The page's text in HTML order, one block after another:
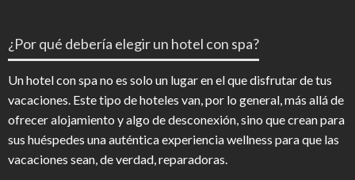
¿Por qué debería elegir un hotel con spa?
Un hotel con spa no es solo un lugar en el que disfrutar de tus
vacaciones. Este tipo de hoteles van, por lo general, más allá de
ofrecer alojamiento y algo de desconexión, sino que crean para
sus huéspedes una auténtica experiencia wellness para que las
vacaciones sean, de verdad, reparadoras.